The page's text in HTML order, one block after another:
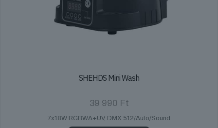
SHEHDS Mini Wash
39 990 Ft
7x18W RGBWA+UV, DMX 512/Auto/Sound